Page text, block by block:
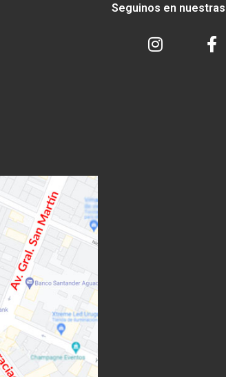
Seguinos en